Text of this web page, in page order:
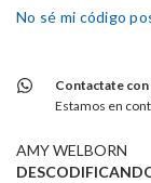
No sé mi código
Contactate
Estamos en
AMY WELBORN